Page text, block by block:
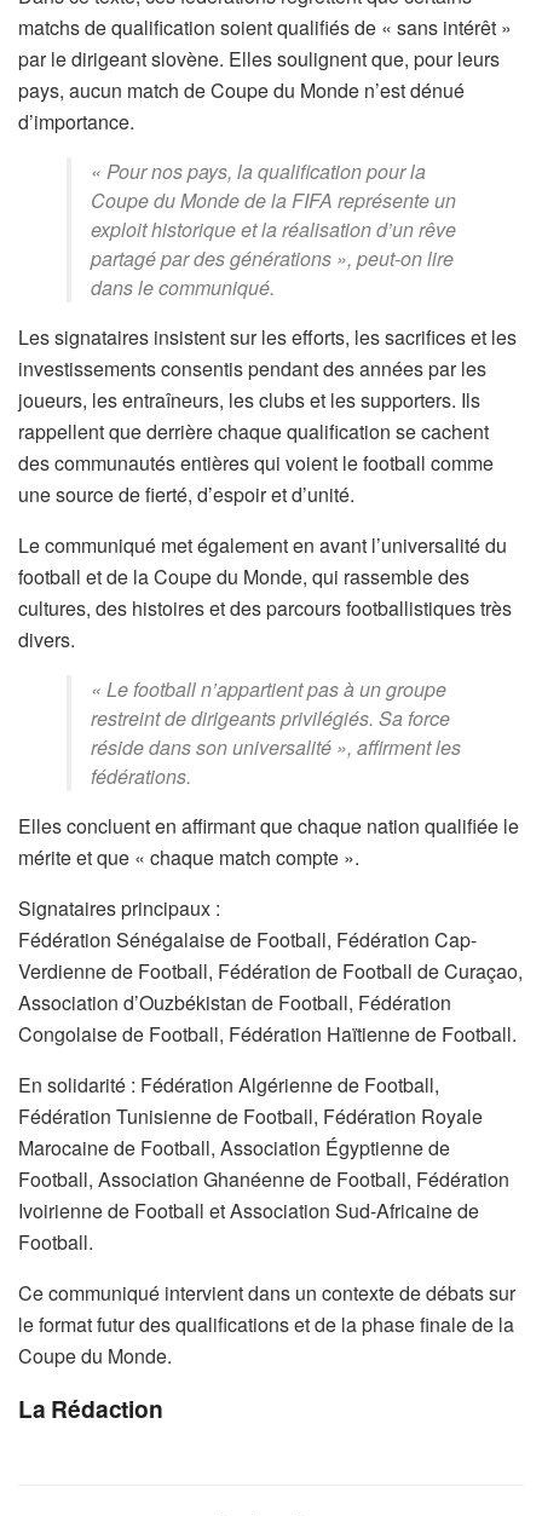
matchs de qualification soient qualifiés de « sans intérêt »
par le dirigeant slovène. Elles soulignent que, pour leurs
pays, aucun match de Coupe du Monde n’est dénué
d’importance.
« Pour nos pays, la qualification pour la
Coupe du Monde de la FIFA représente un
exploit historique et la réalisation d’un rêve
partagé par des générations », peut-on lire
dans le communiqué.
Les signataires insistent sur les efforts, les sacrifices et les
investissements consentis pendant des années par les
joueurs, les entraîneurs, les clubs et les supporters. Ils
rappellent que derrière chaque qualification se cachent
des communautés entières qui voient le football comme
une source de fierté, d’espoir et d’unité.
Le communiqué met également en avant l’universalité du
football et de la Coupe du Monde, qui rassemble des
cultures, des histoires et des parcours footballistiques très
divers.
« Le football n’appartient pas à un groupe
restreint de dirigeants privilégiés. Sa force
réside dans son universalité », affirment les
fédérations.
Elles concluent en affirmant que chaque nation qualifiée le
mérite et que « chaque match compte ».
Signataires principaux :
Fédération Sénégalaise de Football, Fédération Cap-
Verdienne de Football, Fédération de Football de Curaçao,
Association d’Ouzbékistan de Football, Fédération
Congolaise de Football, Fédération Haïtienne de Football.
En solidarité : Fédération Algérienne de Football,
Fédération Tunisienne de Football, Fédération Royale
Marocaine de Football, Association Égyptienne de
Football, Association Ghanéenne de Football, Fédération
Ivoirienne de Football et Association Sud-Africaine de
Football.
Ce communiqué intervient dans un contexte de débats sur
le format futur des qualifications et de la phase finale de la
Coupe du Monde.
La Rédaction